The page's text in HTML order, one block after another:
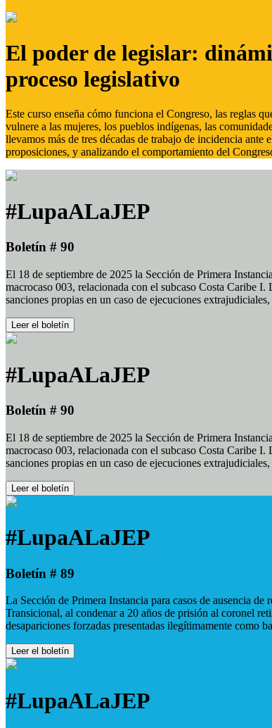
El poder de legislar:
proceso legislativo
Este curso enseña cómo funciona el Congreso, las reglas
vulnere a las mujeres, los pueblos indígenas, las
llevamos más de tres décadas de trabajo de incidencia
proposiciones, y analizando el comportamiento del
#LupaALaJEP
Boletín # 90
El 18 de septiembre de 2025 la Sección de Primera
macrocaso 003, relacionada con el subcaso Costa Caribe
sanciones propias en un caso de ejecuciones
Leer el boletín
#LupaALaJEP
Boletín # 90
El 18 de septiembre de 2025 la Sección de Primera
macrocaso 003, relacionada con el subcaso Costa Caribe
sanciones propias en un caso de ejecuciones
Leer el boletín
#LupaALaJEP
Boletín # 89
La Sección de Primera Instancia para casos de ausencia
Transicional, al condenar a 20 años de prisión al coronel
desapariciones forzadas presentadas ilegítimamente como
Leer el boletín
#LupaALaJEP